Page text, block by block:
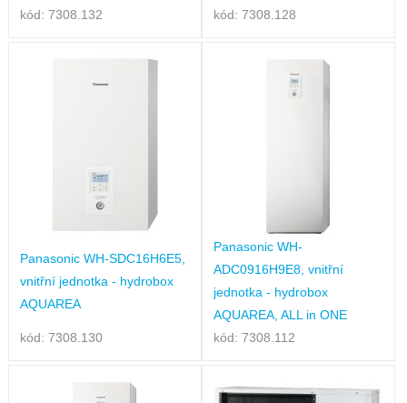
kód: 7308.132
kód: 7308.128
Panasonic WH-SDC16H6E5,
vnitřní jednotka - hydrobox
AQUAREA
kód: 7308.130
Panasonic WH-
ADC0916H9E8, vnitřní
jednotka - hydrobox
AQUAREA, ALL in ONE
kód: 7308.112